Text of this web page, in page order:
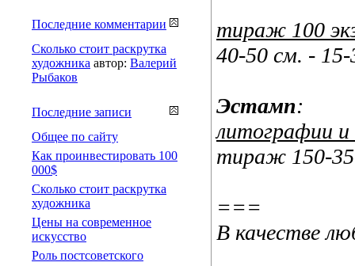
тираж 100
40-50 см. -
Эстамп:
литографии
тираж 150-
===
В качестве
Последние комментарии
Сколько стоит раскрутка
художника автор: Валерий
Рыбаков
Последние записи
Общее по сайту
Как проинвестировать 100
000$
Сколько стоит раскрутка
художника
Цены на современное
искусство
Роль постсоветского